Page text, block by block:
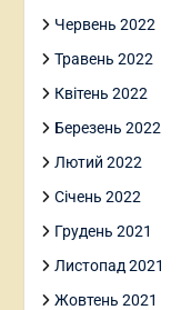
Червень 2022
Травень 2022
Квітень 2022
Березень 2022
Лютий 2022
Січень 2022
Грудень 2021
Листопад 2021
Жовтень 2021